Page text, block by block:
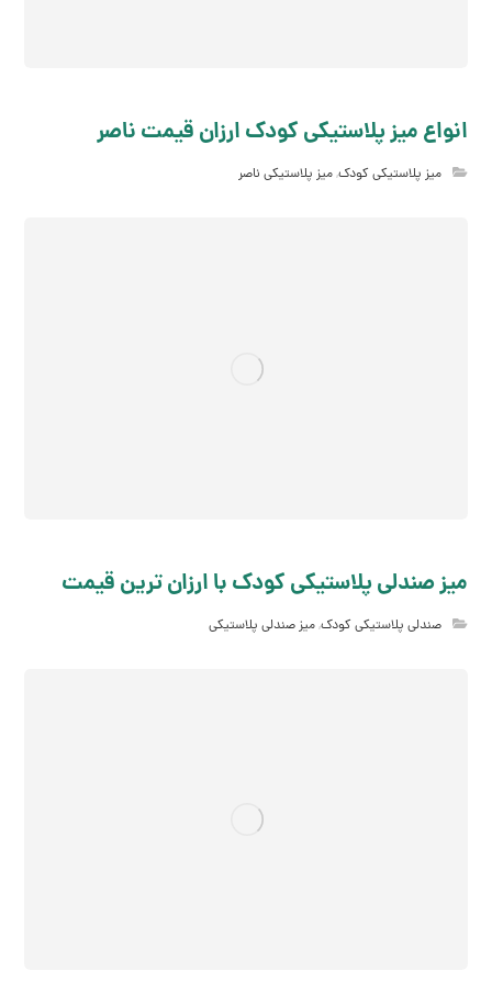
انواع میز پلاستیکی کودک ارزان قیمت ناصر
میز پلاستیکی کودک,میز پلاستیکی ناصر
میز صندلی پلاستیکی کودک با ارزان ترین قیمت
صندلی پلاستیکی کودک,میز صندلی پلاستیکی